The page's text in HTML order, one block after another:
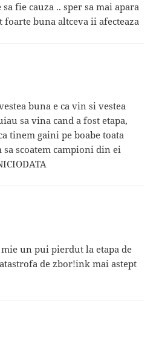
fie cauza .. sper sa mai apara
foarte buna altceva ii afecteaza
buna e ca vin si vestea
sa vina cand a fost etapa,
tinem gaini pe boabe toata
sa scoatem campioni din ei
un pui pierdut la etapa de
de zbor!ink mai astept